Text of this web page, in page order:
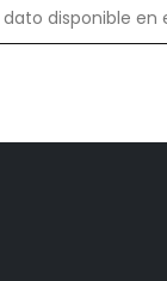
dato disponible en